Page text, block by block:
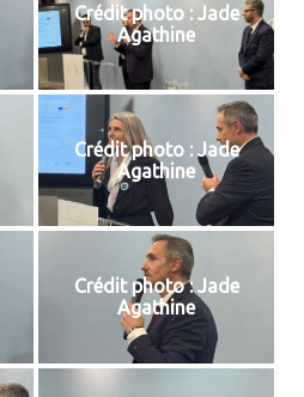
Crédit photo : Jade
Agathine
Crédit photo : Jade
Agathine
Crédit photo : Jade
Agathine